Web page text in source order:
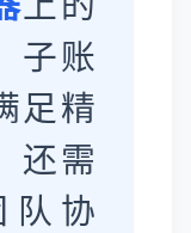
子账
足精
还需
队协